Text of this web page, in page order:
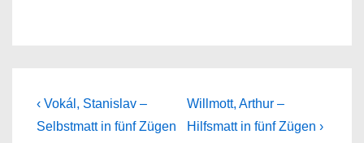
Beitragsnavigation
Previous
Post
‹ Vokál, Stanislav –
Selbstmatt in fünf Zügen
Next
Post
Willmott, Arthur –
Hilfsmatt in fünf Zügen ›